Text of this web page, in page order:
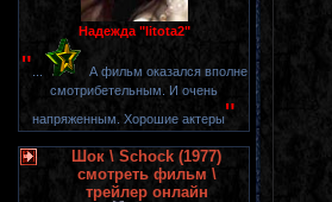
Надежда "litota2"
"
А фильм оказался вполне
смотрибетельным. И очень
напряженным. Хорошие актеры"
Шок \ Schock (1977)
смотреть фильм \
трейлер онлайн